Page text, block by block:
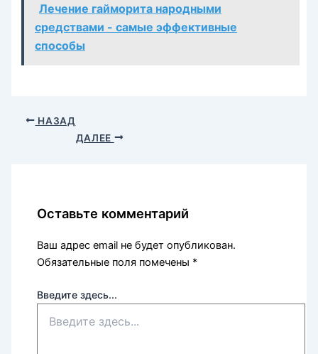
Лечение гайморита народными
средствами - самые эффективные
способы
НАЗАД
ДАЛЕЕ
Оставьте комментарий
Ваш адрес email не будет опубликован.
Обязательные поля помечены *
Введите здесь...